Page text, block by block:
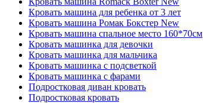
Кровать машина для ребенка от 3 лет
Кровать машина Ромак Бокстер New
Кровать машина спальное место 160*70см
Кровать машинка для девочки
Кровать машинка для мальчика
Кровать машинка с подсветкой
Кровать машинка с фарами
Подростковая диван кровать
Подростковая кровать